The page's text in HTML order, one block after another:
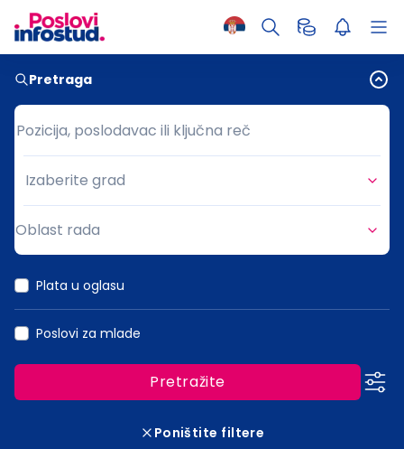
Pretraga
Pozicija, poslodavac ili ključna reč
Pozicija, poslodavac ili ključna reč
Grad
Izaberite grad
Oblast rada
Plata u oglasu
Poslovi za mlade
Pretražite
Poništite filtere